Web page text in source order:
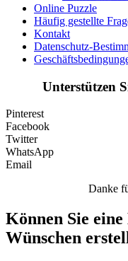
Personen
Sommer und Feiertage
Sport
Transport
Valentinstag und Liebe
Winter und Weihnachten
Unkategorisiert
Online Puzzle
Häufig gestellte
Kontakt
Datenschutz-
Unterstützen
Pinterest
Facebook
Twitter
WhatsApp
Email
Danke
Können Sie
Wünschen